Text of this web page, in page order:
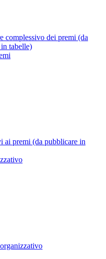
complessivo dei premi (da
tabelle)
ai premi (da pubblicare in